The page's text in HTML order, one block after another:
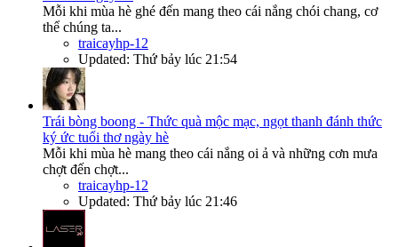
Mỗi khi mùa hè ghé đến mang theo cái nắng chói chang, cơ
thể chúng ta...
traicayhp-12
Updated: Thứ bảy lúc 21:54
Trái bòng boong - Thức quà mộc mạc, ngọt thanh đánh thức
ký ức tuổi thơ ngày hè
Mỗi khi mùa hè mang theo cái nắng oi ả và những cơn mưa
chợt đến chợt...
traicayhp-12
Updated: Thứ bảy lúc 21:46